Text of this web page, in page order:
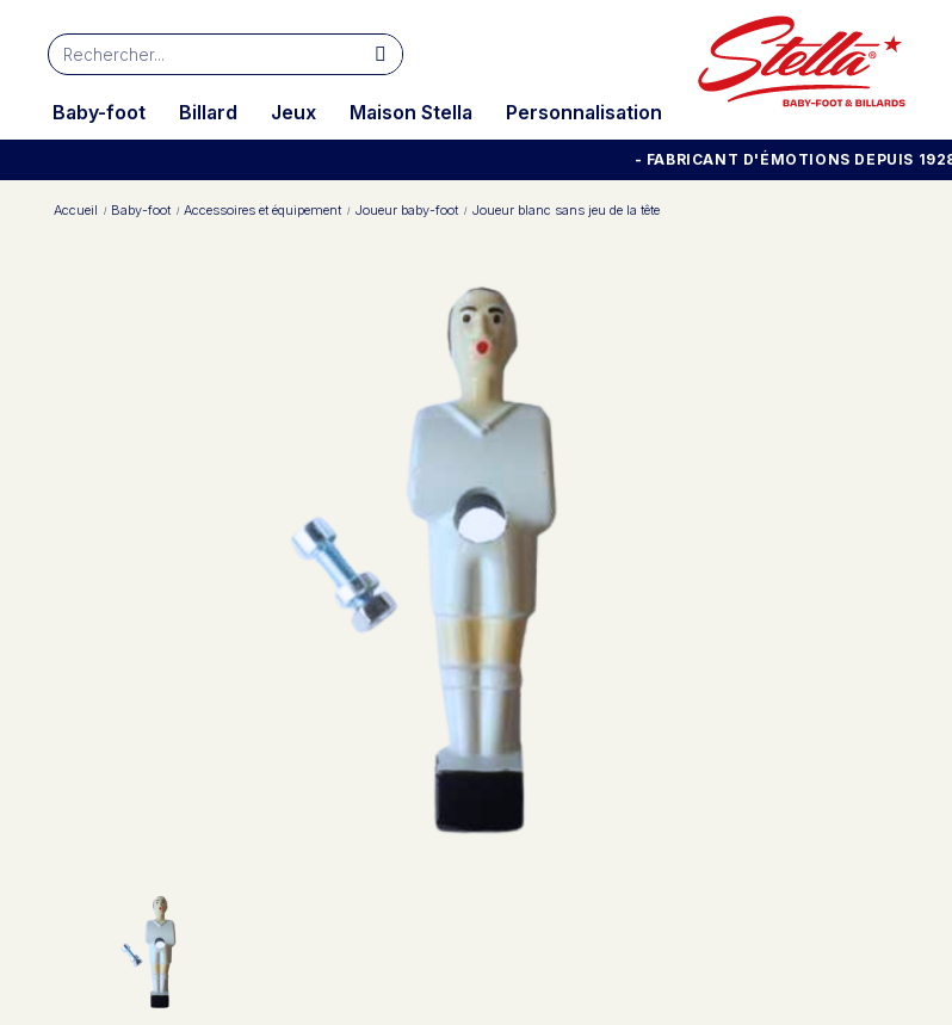
Baby-foot Billard Jeux Maison Stella Personnalisation
- FABRICANT D'ÉMOTIONS DEPUIS
Accueil Baby-foot Accessoires et équipement Joueur baby-foot Joueur blanc sans jeu de la tête